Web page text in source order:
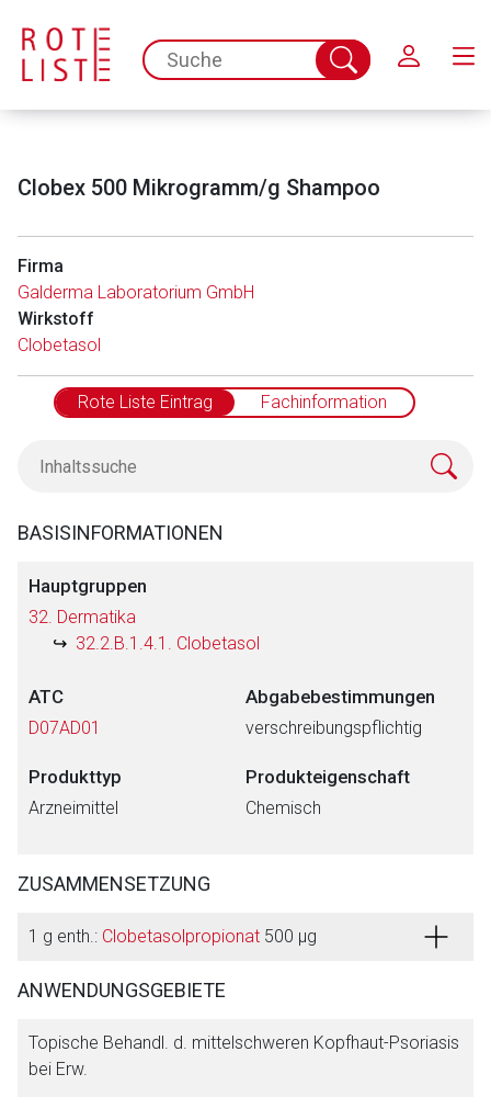
spc.search.input.placeholder
Suche
abschicken
Clobex 500 Mikrogramm/g Shampoo
Firma
Galderma Laboratorium GmbH
Wirkstoff
Clobetasol
Rote Liste Eintrag Fachinformation
BASISINFORMATIONEN
Hauptgruppen
32. Dermatika
32.2.B.1.4.1. Clobetasol
ATC
D07AD01
Abgabebestimmungen
verschreibungspflichtig
Produkttyp
Arzneimittel
Produkteigenschaft
Chemisch
ZUSAMMENSETZUNG
1 g enth.: Clobetasolpropionat 500 μg
ANWENDUNGSGEBIETE
Topische Behandl. d. mittelschweren Kopfhaut-Psoriasis
bei Erw.